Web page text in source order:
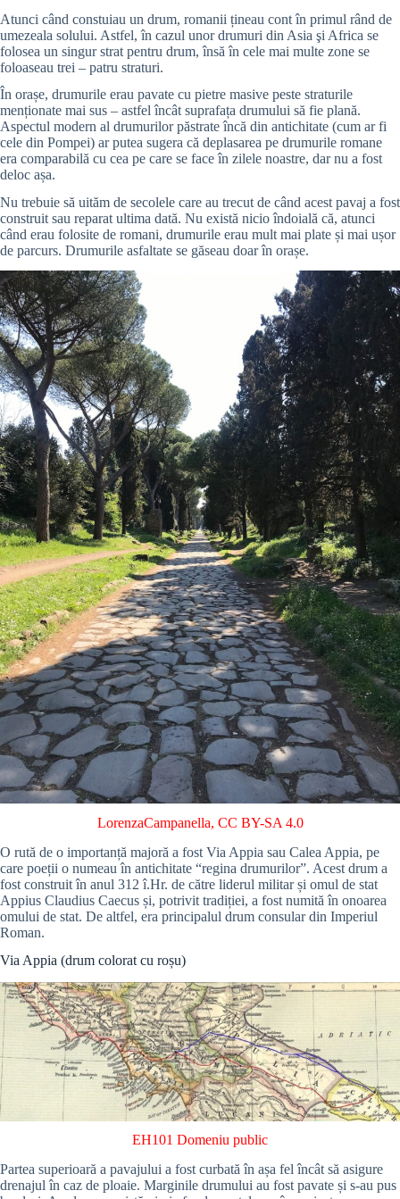
Atunci când constuiau un drum, romanii țineau cont în primul rând de
umezeala solului. Astfel, în cazul unor drumuri din Asia şi Africa se
folosea un singur strat pentru drum, însă în cele mai multe zone se
foloaseau trei – patru straturi.
În orașe, drumurile erau pavate cu pietre masive peste straturile
menționate mai sus – astfel încât suprafața drumului să fie plană.
Aspectul modern al drumurilor păstrate încă din antichitate (cum ar fi
cele din Pompei) ar putea sugera că deplasarea pe drumurile romane
era comparabilă cu cea pe care se face în zilele noastre, dar nu a fost
deloc așa.
Nu trebuie să uităm de secolele care au trecut de când acest pavaj a fost
construit sau reparat ultima dată. Nu există nicio îndoială că, atunci
când erau folosite de romani, drumurile erau mult mai plate și mai ușor
de parcurs. Drumurile asfaltate se găseau doar în orașe.
LorenzaCampanella, CC BY-SA 4.0
O rută de o importanță majoră a fost Via Appia sau Calea Appia, pe
care poeții o numeau în antichitate “regina drumurilor”. Acest drum a
fost construit în anul 312 î.Hr. de către liderul militar și omul de stat
Appius Claudius Caecus și, potrivit tradiției, a fost numită în onoarea
omului de stat. De altfel, era principalul drum consular din Imperiul
Roman.
Via Appia (drum colorat cu roșu)
EH101 Domeniu public
Partea superioară a pavajului a fost curbată în așa fel încât să asigure
drenajul în caz de ploaie. Marginile drumului au fost pavate și s-au pus